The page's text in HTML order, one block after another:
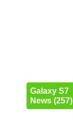
Galaxy S7
News (257)